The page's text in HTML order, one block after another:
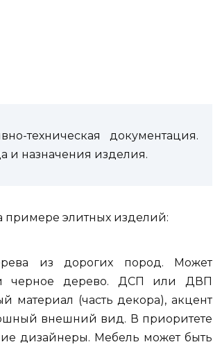
техническая документация.
и назначения изделия.
примере элитных изделий:
из дорогих пород. Может
черное дерево. ДСП или ДВП
материал (часть декора), акцент
внешний вид. В приоритете
дизайнеры. Мебель может быть